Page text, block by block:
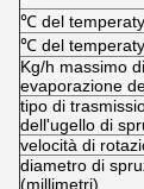
℃ del
℃ del
Kg/h massimo
evaporazione
tipo di
dell'ugello di
velocità di
diametro di
(millimetri)